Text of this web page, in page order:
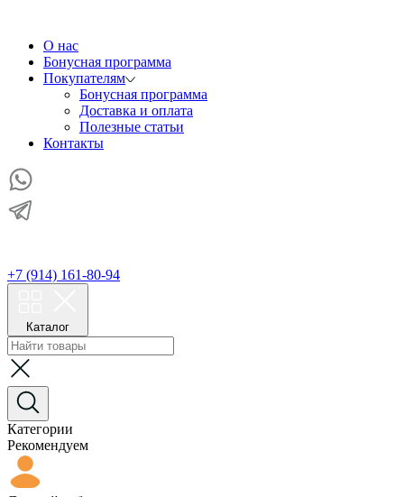
О нас
Бонусная программа
Покупателям
Бонусная программа
Доставка и оплата
Полезные статьи
Контакты
+7 (914) 161-80-94
Каталог
Категории
Рекомендуем